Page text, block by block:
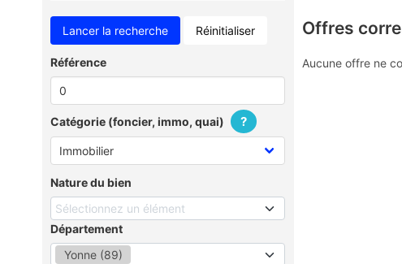
Réinitialiser
Référence
Catégorie (foncier, immo, quai) ?
Nature du bien
Sélectionnez un élément
Département
Yonne (89)
Offres
Aucune offre ne